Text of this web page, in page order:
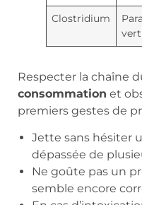
Clostridium
Respecter la chaîne
consommation et
premiers gestes de
Jette sans hésiter
dépassée de
Ne goûte pas un
semble encore